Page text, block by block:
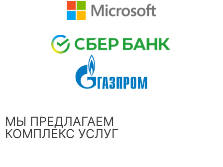
МЫ ПРЕДЛАГАЕМ
КОМПЛЕКС УСЛУГ